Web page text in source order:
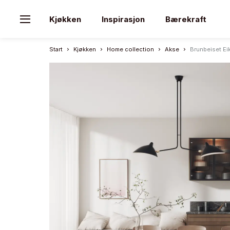
Kjøkken Inspirasjon Bærekraft
Start Kjøkken Home collection Akse Brunbeiset